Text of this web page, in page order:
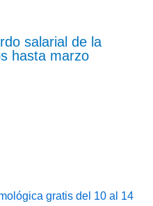
salarial de la
hasta marzo
gratis del 10 al 14